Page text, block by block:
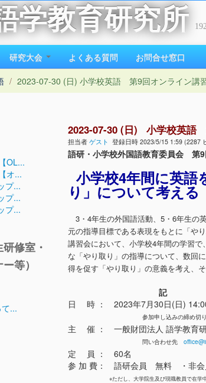
学教育研究所
研究大会 よくある質問 お問合せ窓口
/ 2023-07-30 (日) 小学校英語 第9回オンライン講
OL...
オ...
プ...
プ...
プ...
修室・
等）
...
2023-07-30 (日) 小学校英語
担当者 ゲスト 登録日時 2023/5/15 1:59 (2287
語研・小学校外国語教育委員会
小学校4年間に英語
り」について考える
3・4年生の外国語活動、5・6年生の
元の指導目標である表現をもとに「や
講習会において、小学校4年間の学習
な「やり取り」の指導について、数回
得を促す「やり取り」の意義を考え、
記
日 時 ： 2023年7月30日(日)
参加申し込みの締め切
主 催 ： 一般財団法人 語学教育
問い合わせ先
定 員 ： 60名
参 加 費： 語研会員 無料 ・非
※ただし、大学院生及び現職教員で在学